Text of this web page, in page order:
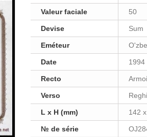
Valeur faciale 50
Devise Sum
Eméteur
Date 1994
Recto
Verso
L x H (mm) 142
№ de série